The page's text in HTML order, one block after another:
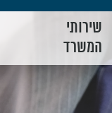
שירותי
המשרד